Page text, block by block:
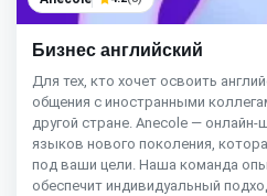
Бизнес английский
Для тех, кто хочет освоить
общения с иностранными
другой стране. Anecole —
языков нового поколения,
под ваши цели. Наша команда
обеспечит индивидуальный